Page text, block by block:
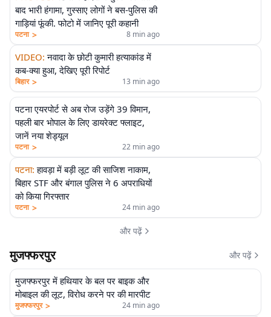
बाद भारी हंगामा, गुस्साए लोगों ने बस-पुलिस की
गाड़ियां फूंकी. फोटो में जानिए पूरी कहानी
पटना > 8 min ago
VIDEO: नवादा के छोटी कुमारी हत्याकांड में
कब-क्या हुआ, देखिए पूरी रिपोर्ट
बिहार > 13 min ago
पटना एयरपोर्ट से अब रोज उड़ेंगे 39 विमान,
पहली बार भोपाल के लिए डायरेक्ट फ्लाइट,
जानें नया शेड्यूल
पटना > 22 min ago
पटना: हावड़ा में बड़ी लूट की साजिश नाकाम,
बिहार STF और बंगाल पुलिस ने 6 अपराधियों
को किया गिरफ्तार
पटना > 24 min ago
और पढ़ें
मुजफ्फरपुर और पढ़ें
मुजफ्फरपुर में हथियार के बल पर बाइक और
मोबाइल की लूट, विरोध करने पर की मारपीट
मुजफ्फरपुर > 24 min ago